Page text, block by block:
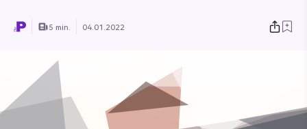
5 min. 04.01.2022